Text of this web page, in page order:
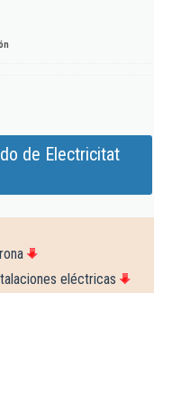
de Electricitat
eléctricas